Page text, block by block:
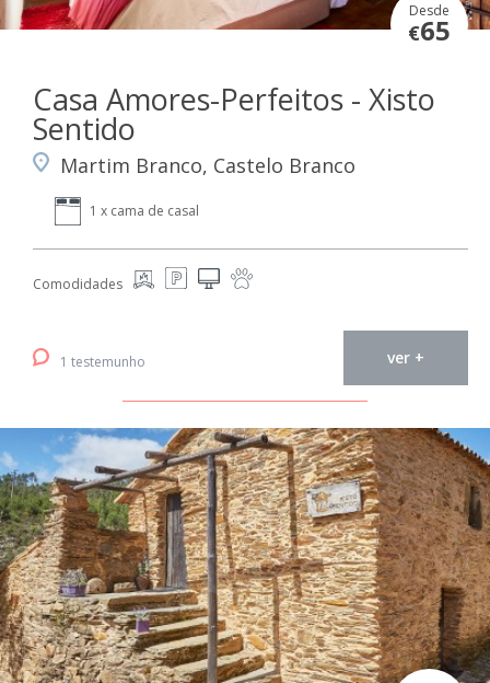
Desde
€65
Casa Amores-Perfeitos - Xisto
Sentido
Martim Branco, Castelo Branco
1 x cama de casal
Comodidades
1 testemunho ver +